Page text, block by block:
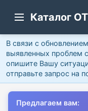
Каталог
В связи с
выявленных проблем
опишите Вашу
отправьте запрос на
Предлагаем вам: